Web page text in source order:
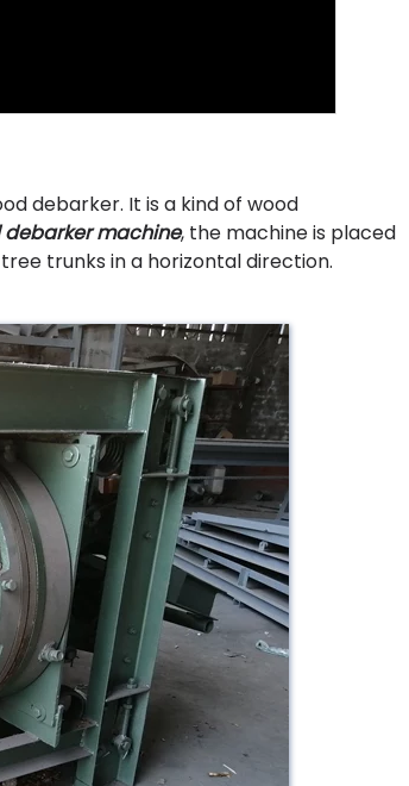
debarker. It is a kind of wood
machine, the machine is placed
trunks in a horizontal direction.